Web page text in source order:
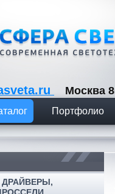
Москва
Портфолио
ДРАЙВЕРЫ,